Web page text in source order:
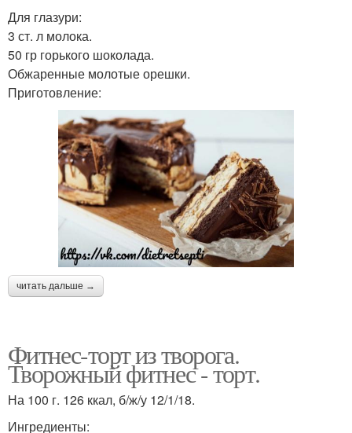
Для глазури:
3 ст. л молока.
50 гр горького шоколада.
Обжаренные молотые орешки.
Приготовление:
читать дальше →
Фитнес-торт из творога.
Творожный фитнес - торт.
На 100 г. 126 ккал, б/ж/у 12/1/18.
Ингредиенты: